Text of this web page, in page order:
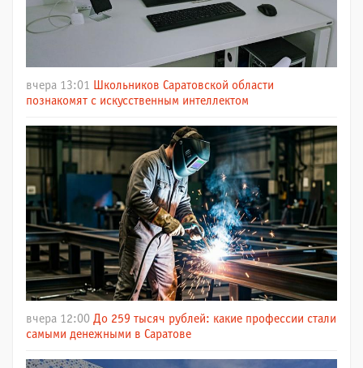
вчера 13:01
Школьников Саратовской области
познакомят с искусственным интеллектом
вчера 12:00 До 259 тысяч рублей: какие профессии стали
самыми денежными в Саратове